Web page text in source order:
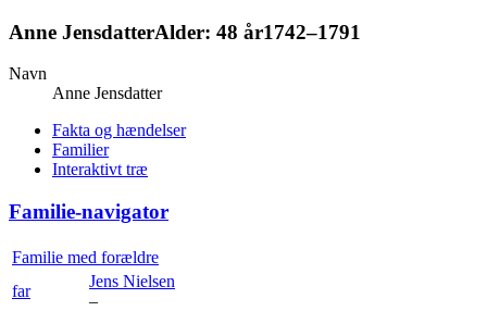
Anne JensdatterAlder: 48 år1742–1791
Navn
Anne Jensdatter
Fakta og hændelser
Familier
Interaktivt træ
Familie-navigator
Familie med forældre
far
Jens Nielsen
–